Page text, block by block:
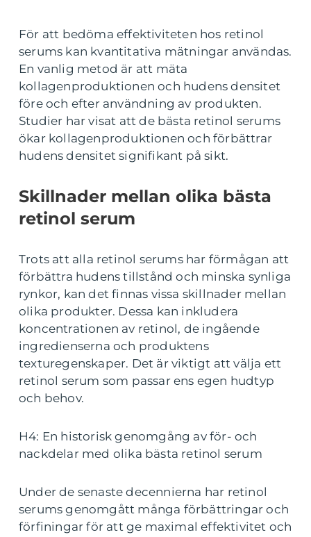
För att bedöma effektiviteten hos retinol
serums kan kvantitativa mätningar användas.
En vanlig metod är att mäta
kollagenproduktionen och hudens densitet
före och efter användning av produkten.
Studier har visat att de bästa retinol serums
ökar kollagenproduktionen och förbättrar
hudens densitet signifikant på sikt.
Skillnader mellan olika bästa
retinol serum
Trots att alla retinol serums har förmågan att
förbättra hudens tillstånd och minska synliga
rynkor, kan det finnas vissa skillnader mellan
olika produkter. Dessa kan inkludera
koncentrationen av retinol, de ingående
ingredienserna och produktens
texturegenskaper. Det är viktigt att välja ett
retinol serum som passar ens egen hudtyp
och behov.
H4: En historisk genomgång av för- och
nackdelar med olika bästa retinol serum
Under de senaste decennierna har retinol
serums genomgått många förbättringar och
förfiningar för att ge maximal effektivitet och